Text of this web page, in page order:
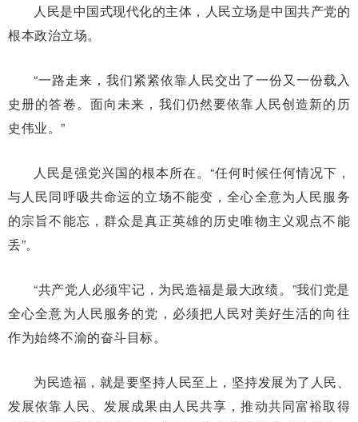
人民是中国式现代化的主体，人民立场是中国共产党的
根本政治立场。
“一路走来，我们紧紧依靠人民交出了一份又一份载入
史册的答卷。面向未来，我们仍然要依靠人民创造新的历
史伟业。”
人民是强党兴国的根本所在。“任何时候任何情况下，
与人民同呼吸共命运的立场不能变，全心全意为人民服务
的宗旨不能忘，群众是真正英雄的历史唯物主义观点不能
丢”。
“共产党人必须牢记，为民造福是最大政绩。”我们党是
全心全意为人民服务的党，必须把人民对美好生活的向往
作为始终不渝的奋斗目标。
为民造福，就是要坚持人民至上，坚持发展为了人民、
发展依靠人民、发展成果由人民共享，推动共同富裕取得